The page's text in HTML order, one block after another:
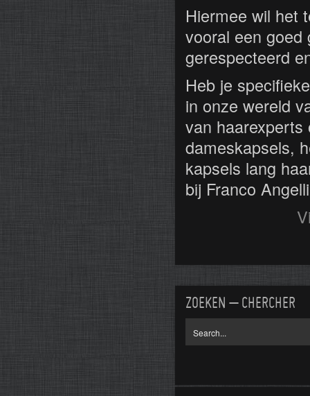
Hiermee wil het
vooral een goed
gerespecteerd
Heb je
in onze wereld
van
dameskapsels,
kapsels lang
bij Franco
ZOEKEN – CHERCHER